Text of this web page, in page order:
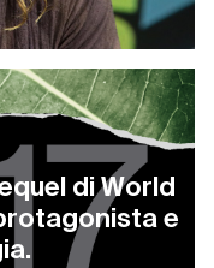
di World
e